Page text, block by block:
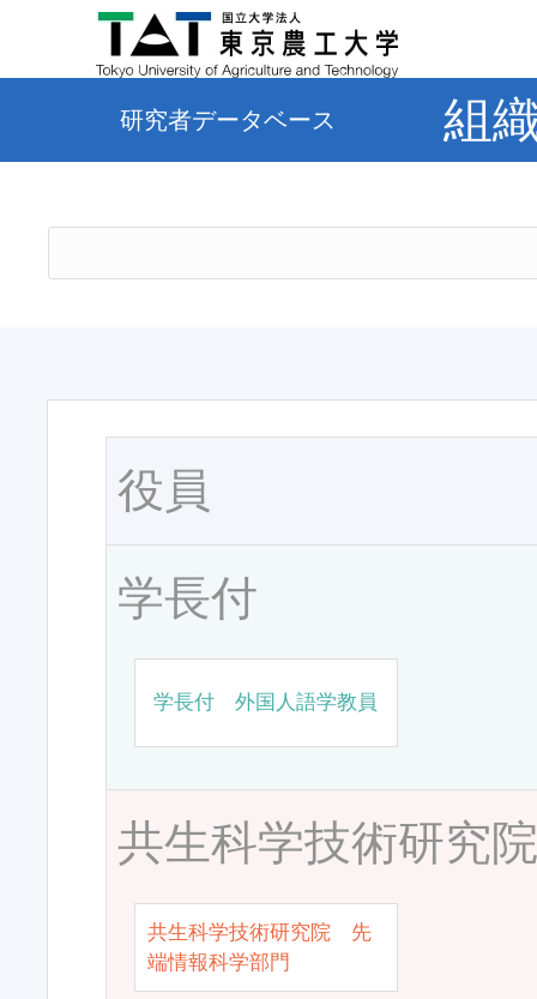
研究者データベース 組
役員
学長付
学長付 外国人語学教員
共生科学技術研究
共生科学技術研究院 先
端情報科学部門